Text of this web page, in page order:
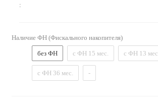
:
Наличие ФН (Фискального накопителя)
без ФН с ФН 15 мес. с ФН 13 мес.
с ФН 36 мес. -